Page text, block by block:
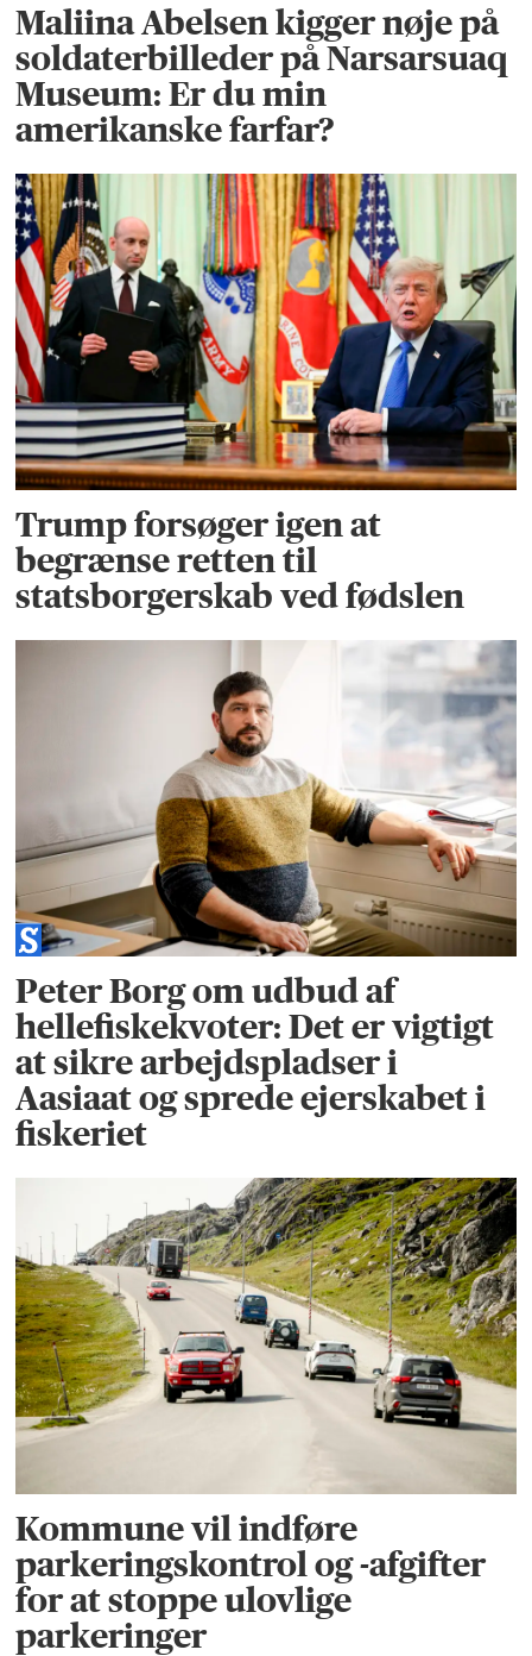
Maliina Abelsen kigger nøje på
soldaterbilleder på Narsarsuaq
Museum: Er du min
amerikanske farfar?
Trump forsøger igen at
begrænse retten til
statsborgerskab ved fødslen
Peter Borg om udbud af
hellefiskekvoter: Det er vigtigt
at sikre arbejdspladser i
Aasiaat og sprede ejerskabet i
fiskeriet
Kommune vil indføre
parkeringskontrol og -afgifter
for at stoppe ulovlige
parkeringer